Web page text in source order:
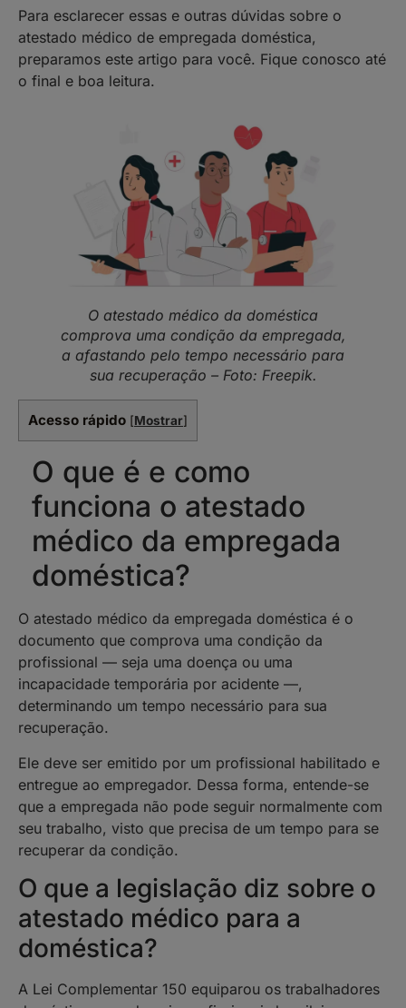
Para esclarecer essas e outras dúvidas sobre o
atestado médico de empregada doméstica,
preparamos este artigo para você. Fique conosco até
o final e boa leitura.
O atestado médico da doméstica
comprova uma condição da empregada,
a afastando pelo tempo necessário para
sua recuperação – Foto: Freepik.
Acesso rápido [Mostrar]
O que é e como
funciona o atestado
médico da empregada
doméstica?
O atestado médico da empregada doméstica é o
documento que comprova uma condição da
profissional — seja uma doença ou uma
incapacidade temporária por acidente —,
determinando um tempo necessário para sua
recuperação.
Ele deve ser emitido por um profissional habilitado e
entregue ao empregador. Dessa forma, entende-se
que a empregada não pode seguir normalmente com
seu trabalho, visto que precisa de um tempo para se
recuperar da condição.
O que a legislação diz sobre o
atestado médico para a
doméstica?
A Lei Complementar 150 equiparou os trabalhadores